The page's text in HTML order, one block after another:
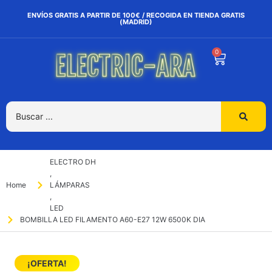
ENVÍOS GRATIS A PARTIR DE 100€ / RECOGIDA EN TIENDA GRATIS
(MADRID)
0
Home
ELECTRO DH
,
LÁMPARAS
,
LED
BOMBILLA LED FILAMENTO A60-E27 12W 6500K DIA
¡OFERTA!